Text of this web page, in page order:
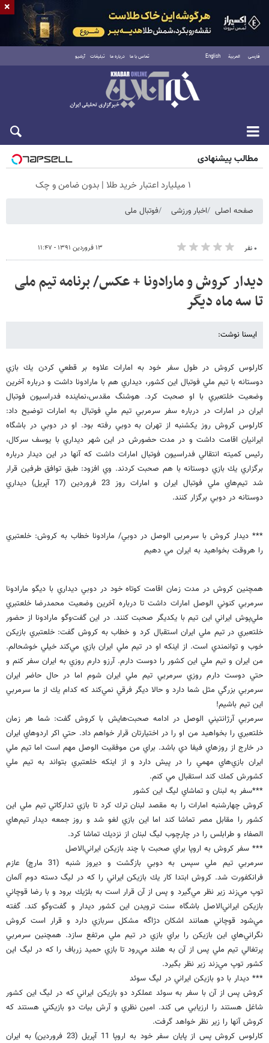
فارسی العربية English تماس با ما درباره ما تبلیغات آرشیو
پنجشنبه ۱۵ مرداد ۱۴۰۵
مطالب پیشنهادی
۱ میلیارد اعتبار خرید طلا | بدون ضامن و چک
صفحه اصلی اخبار ورزشی فوتبال ملی
۰ نفر ۱۳ فروردین ۱۳۹۱ - ۱۱:۴۷
دیدار کروش و مارادونا + عکس/ برنامه تیم ملی
تا سه ماه دیگر
ایسنا نوشت:
كارلوس کروش در طول سفر خود به امارات علاوه بر قطعي كردن يك بازي
دوستانه با تيم ملي فوتبال اين كشور، ديداري هم با مارادونا داشت و درباره آخرين
وضعيت خلتعبري با او صحبت كرد. هوشنگ مقدس،نماينده فدراسيون فوتبال
ايران در امارات در درباره سفر سرمربي تيم ملي فوتبال به امارات توضيح داد:
كارلوس کروش روز يكشنبه از تهران به دوبي رفته بود. او در دوبي در باشگاه
ايرانيان اقامت داشت و در مدت حضورش در اين شهر ديداري با يوسف سركال،
رئيس كميته انتقالي فدراسيون فوتبال امارات داشت كه آنها در اين ديدار درباره
برگزاري يك بازي دوستانه با هم صحبت كردند. وي افزود: طبق توافق طرفين قرار
شد تيم‌هاي ملي فوتبال ايران و امارات روز 23 فروردين (17 آپريل) ديداري
دوستانه در دوبي برگزار كنند.
*** ديدار کروش با سرمربی الوصل در دوبي/ مارادونا خطاب به کروش: خلعتبري
را هروقت بخواهيد به ايران مي دهيم
همچنين کروش در مدت زمان اقامت كوتاه خود در دوبي ديداري با ديگو مارادونا
سرمربي كنوني الوصل امارات داشت تا درباره آخرين وضعيت محمدرضا خلعتبري
ملي‌پوش ايراني اين تيم با يكديگر صحبت كنند. در اين گفت‌وگو مارادونا از حضور
خلتعبري در تيم ملي ايران استقبال كرد و خطاب به کروش گفت: خلعتبري بازيكن
خوب و توانمندي است. از اينكه او در تيم ملي ايران بازي مي‌كند خيلي خوشحالم.
من ايران و تيم ملي اين كشور را دوست دارم. آرزو دارم روزي به ايران سفر كنم و
حتي دوست دارم روزي سرمربي تيم ملي ايران شوم اما در حال حاضر ايران
سرمربي بزرگي مثل شما دارد و حالا ديگر فرقي نمي‌كند كه كدام يك از ما سرمربي
اين تيم باشيم!
سرمربي آرژانتيني الوصل در ادامه صحبت‌هايش با کروش گفت: شما هر زمان
خلتعبري را بخواهيد من او را در اختيارتان قرار خواهم داد. حتي اكر اردوهاي ايران
در خارج از روزهاي فيفا دي باشد. براي من موفقيت الوصل مهم است اما تيم ملي
ايران بازي‌هاي مهمي را در پيش دارد و از اينكه خلعتبري بتواند به تيم ملي
كشورش كمك كند استقبال مي كنم.
***سفر به لبنان و تماشاي ليگ اين كشور
کروش چهارشنبه امارات را به مقصد لبنان ترك كرد تا بازي تداركاتي تيم ملي اين
كشور را مقابل مصر تماشا كند اما اين بازي لغو شد و روز جمعه ديدار تيم‌هاي
الصفاء و طرابلس را در چارچوب ليگ لبنان از نزديك تماشا كرد.
*** سفر کروش به اروپا براي صحبت با چند بازيكن ايراني‌الاصل
سرمربي تيم ملي سپس به دوبي بازگشت و ديروز شنبه (31 مارچ) عازم
فرانكفورت شد. کروش ابتدا كار يك بازيكن ايراني را كه در ليگ دسته دوم آلمان
توپ مي‌زند زير نظر مي‌گيرد و پس از آن قرار است به بلژيك برود و با رضا قوچاني
بازيكن ايراني‌الاصل باشگاه سنت ترويدن اين كشور ديدار و گفت‌وگو كند. گفته
مي‌شود قوچاني همانند اشكان دژاگه مشكل سربازي دارد و قرار است کروش
نگراني‌هاي اين بازيكن را براي بازي در تيم ملي مرتفع سازد. همچنين سرمربي
پرتغالي تيم ملي پس از آن به هلند مي‌رود تا بازي حميد زرباف را كه در ليگ اين
كشور توپ مي‌زند زير نظر بگيرد.
*** ديدار با دو بازيكن ايراني در ليگ سوئد
کروش پس از آن با سفر به سوئد عملكرد دو بازيكن ايراني كه در ليگ اين كشور
شاغل هستند را ارزيابي می كند. امين نظري و آرش بيات دو بازيكني هستند كه
کروش آنها را زير نظر خواهد گرفت.
كارلوس کروش پس از پايان سفر خود به اروپا 11 آپريل (23 فروردين) به ايران
×